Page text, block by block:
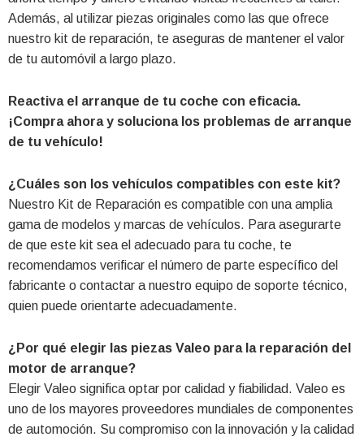
Además, al utilizar piezas originales como las que ofrece
nuestro kit de reparación, te aseguras de mantener el valor
de tu automóvil a largo plazo.
Reactiva el arranque de tu coche con eficacia.
¡Compra ahora y soluciona los problemas de arranque
de tu vehículo!
¿Cuáles son los vehículos compatibles con este kit?
Nuestro Kit de Reparación es compatible con una amplia
gama de modelos y marcas de vehículos. Para asegurarte
de que este kit sea el adecuado para tu coche, te
recomendamos verificar el número de parte específico del
fabricante o contactar a nuestro equipo de soporte técnico,
quien puede orientarte adecuadamente.
¿Por qué elegir las piezas Valeo para la reparación del
motor de arranque?
Elegir Valeo significa optar por calidad y fiabilidad. Valeo es
uno de los mayores proveedores mundiales de componentes
de automoción. Su compromiso con la innovación y la calidad